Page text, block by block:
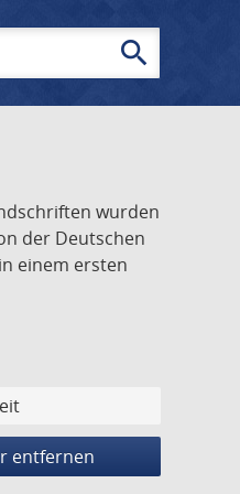
search
wurden
der Deutschen
einem ersten
entfernen